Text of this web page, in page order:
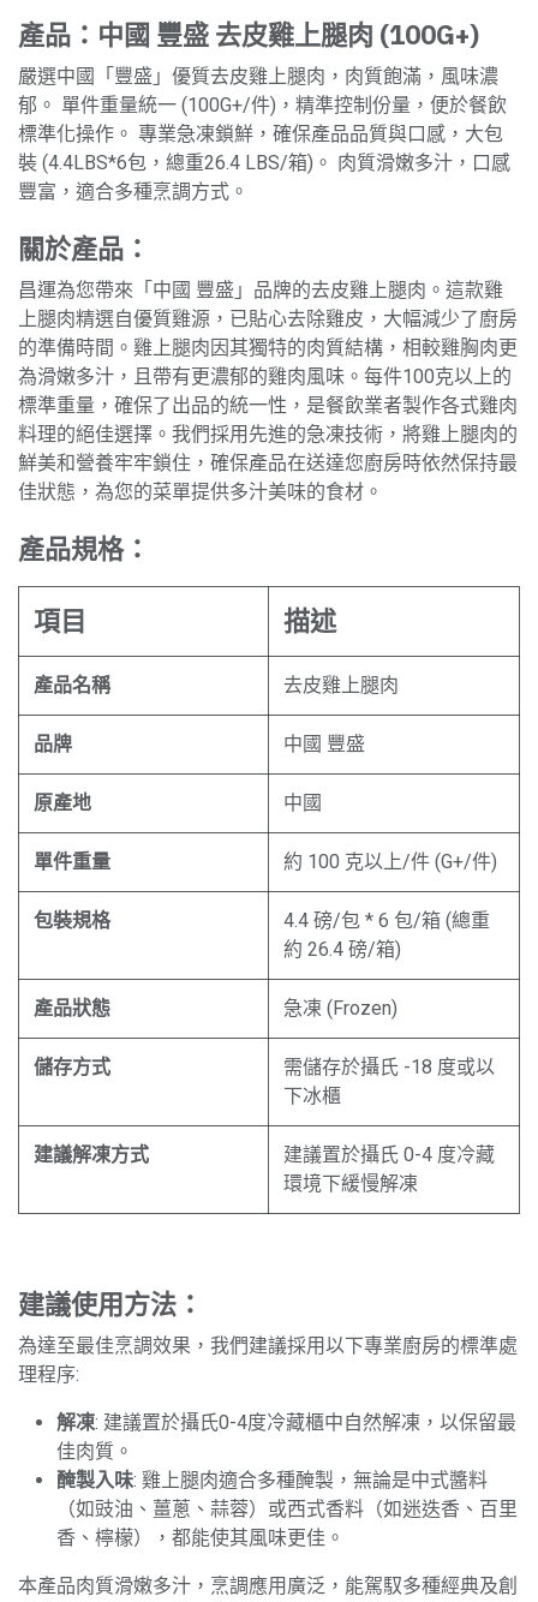
產品：中國 豐盛 去皮雞上腿肉 (100G+)
嚴選中國「豐盛」優質去皮雞上腿肉，肉質飽滿，風味濃
郁。 單件重量統一 (100G+/件)，精準控制份量，便於餐飲
標準化操作。 專業急凍鎖鮮，確保產品品質與口感，大包
裝 (4.4LBS*6包，總重26.4 LBS/箱)。 肉質滑嫩多汁，口感
豐富，適合多種烹調方式。
關於產品：
昌運為您帶來「中國 豐盛」品牌的去皮雞上腿肉。這款雞
上腿肉精選自優質雞源，已貼心去除雞皮，大幅減少了廚房
的準備時間。雞上腿肉因其獨特的肉質結構，相較雞胸肉更
為滑嫩多汁，且帶有更濃郁的雞肉風味。每件100克以上的
標準重量，確保了出品的統一性，是餐飲業者製作各式雞肉
料理的絕佳選擇。我們採用先進的急凍技術，將雞上腿肉的
鮮美和營養牢牢鎖住，確保產品在送達您廚房時依然保持最
佳狀態，為您的菜單提供多汁美味的食材。
產品規格：
項目 描述
產品名稱 去皮雞上腿肉
品牌 中國 豐盛
原產地 中國
單件重量 約 100 克以上/件 (G+/件)
包裝規格
4.4 磅/包 * 6 包/箱 (總重
約 26.4 磅/箱)
產品狀態 急凍 (Frozen)
儲存方式
需儲存於攝氏 -18 度或以
下冰櫃
建議解凍方式
建議置於攝氏 0-4 度冷藏
環境下緩慢解凍
建議使用方法：
為達至最佳烹調效果，我們建議採用以下專業廚房的標準處
理程序:
解凍: 建議置於攝氏0-4度冷藏櫃中自然解凍，以保留最
佳肉質。
醃製入味: 雞上腿肉適合多種醃製，無論是中式醬料
（如豉油、薑蔥、蒜蓉）或西式香料（如迷迭香、百里
香、檸檬），都能使其風味更佳。
本產品肉質滑嫩多汁，烹調應用廣泛，能駕馭多種經典及創